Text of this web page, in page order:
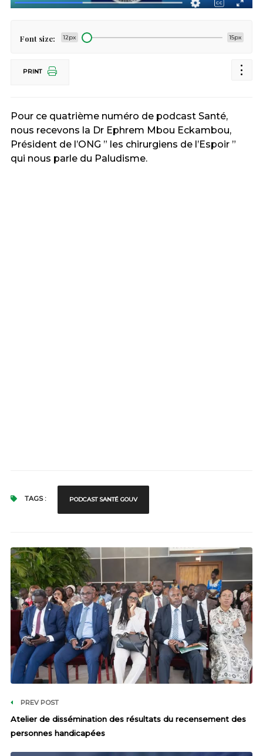
Font size: 12px 15px
PRINT
Pour ce quatrième numéro de podcast Santé,
nous recevons la Dr Ephrem Mbou Eckambou,
Président de l’ONG ” les chirurgiens de l’Espoir ”
qui nous parle du Paludisme.
TAGS : PODCAST SANTÉ GOUV
PREV POST
Atelier de dissémination des résultats du recensement des
personnes handicapées